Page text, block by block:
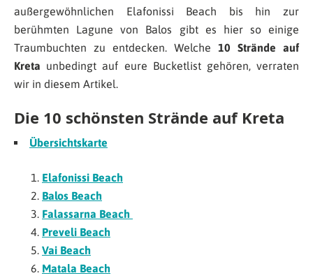
außergewöhnlichen Elafonissi Beach bis hin zur
berühmten Lagune von Balos gibt es hier so einige
Traumbuchten zu entdecken. Welche 10 Strände auf
Kreta unbedingt auf eure Bucketlist gehören, verraten
wir in diesem Artikel.
Die 10 schönsten Strände auf Kreta
Übersichtskarte
Elafonissi Beach
Balos Beach
Falassarna Beach
Preveli Beach
Vai Beach
Matala Beach